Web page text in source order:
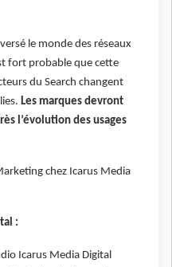
le monde des réseaux
fort probable que cette
du Search changent
Les marques devront
l’évolution des usages
chez Icarus Media
:
Icarus Media Digital